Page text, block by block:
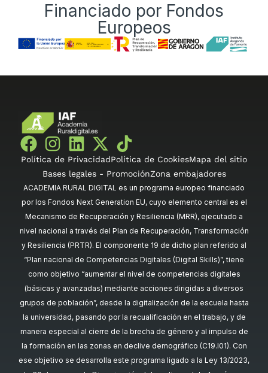
Financiado por Fondos
Europeos
Política de PrivacidadPolítica de CookiesMapa del sitio
Bases legales - PromociónZona embajadores
ACADEMIA RURAL DIGITAL es un programa europeo financiado
por los Fondos Next Generation EU, cuyo elemento central es el
Mecanismo de Recuperación y Resiliencia (MRR), ejecutado a
nivel nacional a través del Plan de Recuperación, Transformación
y Resiliencia (PRTR). El componente 19 de dicho plan referido al
“Plan nacional de Competencias Digitales (Digital Skills)”, tiene
como objetivo “aumentar el nivel de competencias digitales
(básicas y avanzadas) mediante acciones dirigidas a diversos
grupos de población”, desde la digitalización de la escuela hasta
la universidad, pasando por la recualificación en el trabajo, y de
manera especial al cierre de la brecha de género y al impulso de
la formación en las zonas en declive demográfico (C19.I01). Con
ese objetivo se desarrolla este programa ligado a la Ley 13/2023,